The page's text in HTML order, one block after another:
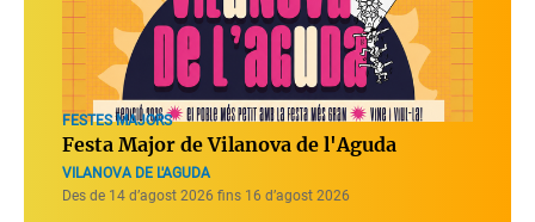
FESTES MAJORS
Festa Major de Vilanova de l'Aguda
VILANOVA DE L'AGUDA
Des de 14 d’agost 2026 fins 16 d’agost 2026